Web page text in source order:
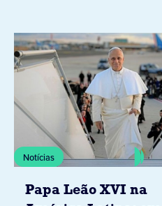
Notícias
Papa Leão XVI na